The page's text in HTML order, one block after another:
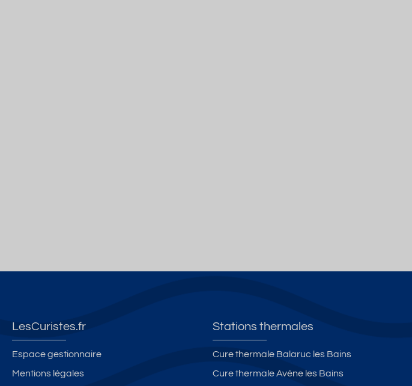
LesCuristes.fr
Espace gestionnaire
Mentions légales
Stations thermales
Cure thermale Balaruc les Bains
Cure thermale Avène les Bains